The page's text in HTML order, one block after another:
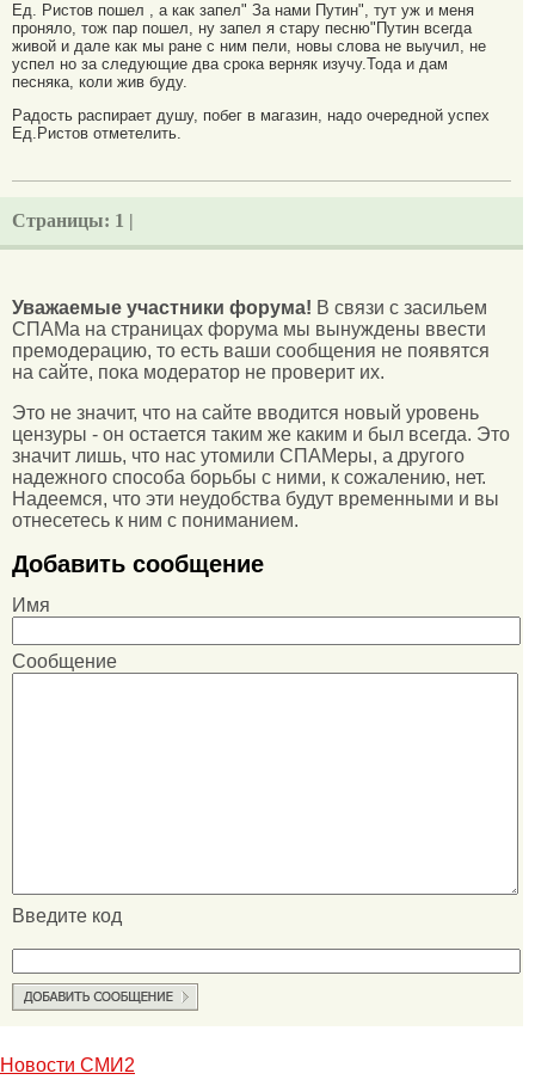
Ед. Ристов пошел , а как запел" За нами Путин", тут уж и меня
проняло, тож пар пошел, ну запел я стару песню"Путин всегда
живой и дале как мы ране с ним пели, новы слова не выучил, не
успел но за следующие два срока верняк изучу.Тода и дам
песняка, коли жив буду.
Радость распирает душу, побег в магазин, надо очередной успех
Ед.Ристов отметелить.
Страницы: 1 |
Уважаемые участники форума! В связи с засильем
СПАМа на страницах форума мы вынуждены ввести
премодерацию, то есть ваши сообщения не появятся
на сайте, пока модератор не проверит их.
Это не значит, что на сайте вводится новый уровень
цензуры - он остается таким же каким и был всегда. Это
значит лишь, что нас утомили СПАМеры, а другого
надежного способа борьбы с ними, к сожалению, нет.
Надеемся, что эти неудобства будут временными и вы
отнесетесь к ним с пониманием.
Добавить сообщение
Имя
Сообщение
Введите код
Новости СМИ2